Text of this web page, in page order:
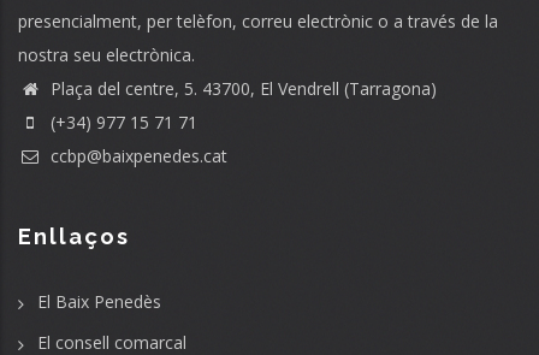
presencialment, per telèfon, correu electrònic o a través de la
nostra seu electrònica.
Plaça del centre, 5. 43700, El Vendrell (Tarragona)
(+34) 977 15 71 71
ccbp@baixpenedes.cat
Enllaços
El Baix Penedès
El consell comarcal